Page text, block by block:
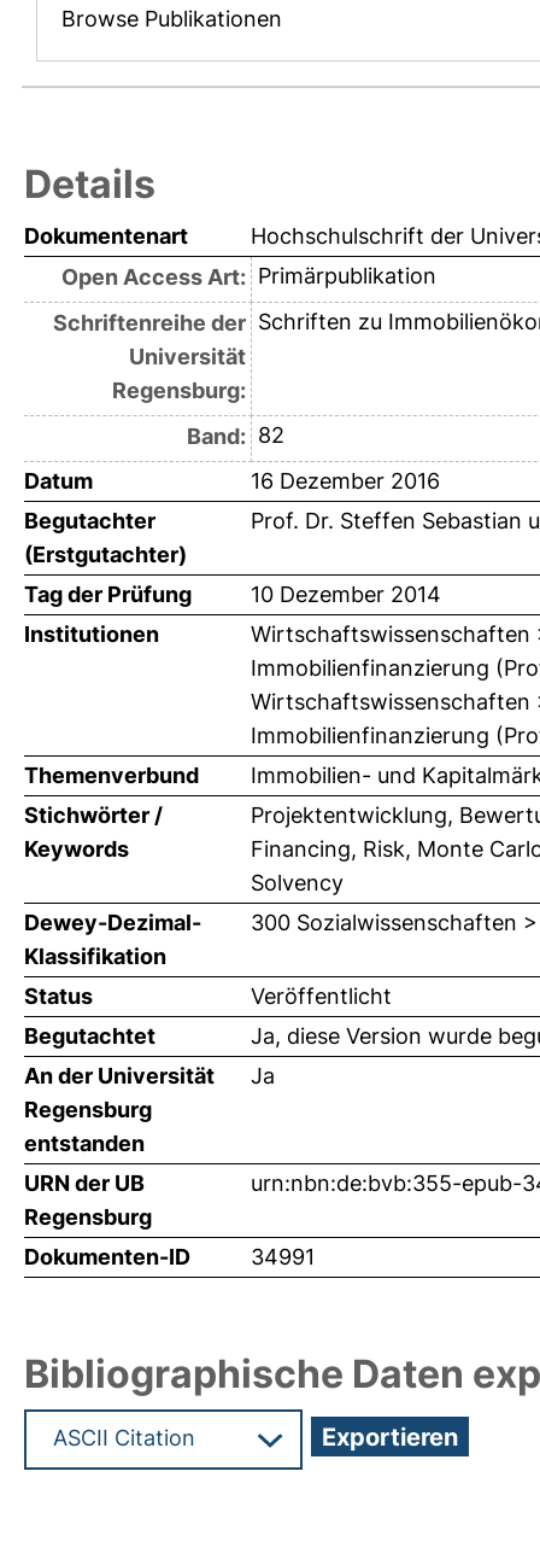
Browse Publikationen
Details
Dokumentenart
Hochschulschrift der
Open Access Art: Primärpublikation
Schriftenreihe der
Universität
Regensburg:
Schriften zu
Band: 82
Datum
16 Dezember 2016
Begutachter
(Erstgutachter)
Prof. Dr. Steffen Sebastian
Tag der Prüfung
10 Dezember 2014
Institutionen
Immobilienfinanzierung
Wirtschaftswissenschaften
Immobilienfinanzierung
Themenverbund
Immobilien- und
Stichwörter /
Keywords
Projektentwicklung,
Financing, Risk, Monte
Solvency
Dewey-Dezimal-
Klassifikation
300 Sozialwissenschaften
Status
Veröffentlicht
Begutachtet
Ja, diese Version wurde
An der Universität
Regensburg
entstanden
Ja
URN der UB
Regensburg
urn:nbn:de:bvb:355-epub-
Dokumenten-ID 34991
Bibliographische Daten